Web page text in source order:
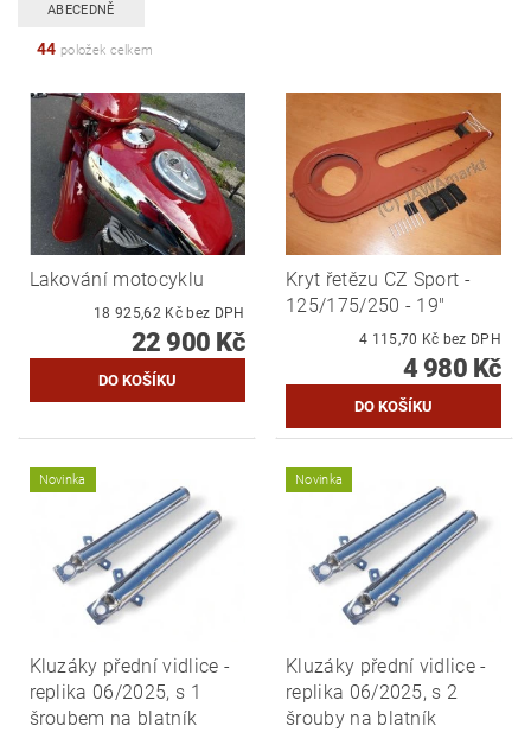
ABECEDNĚ
44 položek celkem
Lakování motocyklu
18 925,62 Kč bez DPH
22 900 Kč
Kryt řetězu CZ Sport -
125/175/250 - 19"
4 115,70 Kč bez DPH
4 980 Kč
Novinka
Kluzáky přední vidlice -
replika 06/2025, s 1
šroubem na blatník
Novinka
Kluzáky přední vidlice -
replika 06/2025, s 2
šrouby na blatník